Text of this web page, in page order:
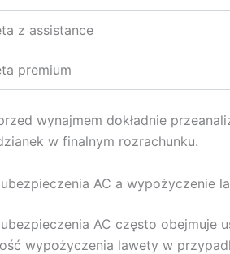
z assistance
premium
wynajmem dokładnie
w finalnym rozrachunku.
AC a wypożyczenie
AC często obejmuje
wypożyczenia lawety w